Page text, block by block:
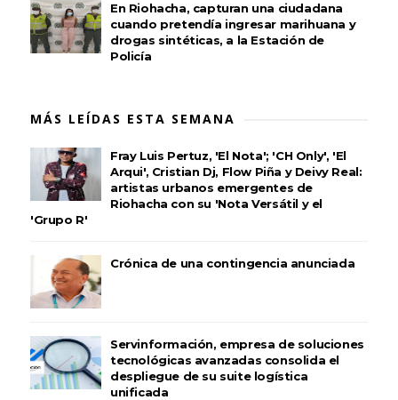
En Riohacha, capturan una ciudadana
cuando pretendía ingresar marihuana y
drogas sintéticas, a la Estación de
Policía
MÁS LEÍDAS ESTA SEMANA
Fray Luis Pertuz, 'El Nota'; 'CH Only', 'El
Arqui', Cristian Dj, Flow Piña y Deivy Real:
artistas urbanos emergentes de
Riohacha con su 'Nota Versátil y el
'Grupo R'
Crónica de una contingencia anunciada
Servinformación, empresa de soluciones
tecnológicas avanzadas consolida el
despliegue de su suite logística
unificada